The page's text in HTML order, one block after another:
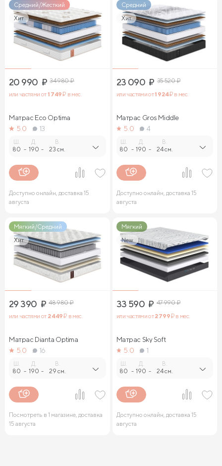
Средний/Жесткий
Хит
20 990 ₽ 34 980₽
или частями от1 749₽ в мес.
Матрас Eco Optima
5.0
13
Ш.
80 -
Д.
190 -
В.
23 см.
Доступно онлайн, доставка 15
августа
Средний
Хит
23 090 ₽ 35 520₽
или частями от1 924₽ в мес.
Матрас Gros Middle
5.0
4
Ш.
80 -
Д.
190 -
В.
24 см.
Доступно онлайн, доставка 15
августа
Мягкий/Средний
Хит
29 390 ₽ 48 980₽
или частями от 2 449₽ в мес.
Матрас Dianta Optima
5.0
16
Ш.
80 -
Д.
190 -
В.
29 см.
Посмотреть в 1 магазине, доставка
15 августа
Мягкий
New
33 590 ₽ 47 990₽
или частями от2 799₽ в мес.
Матрас Sky Soft
5.0
1
Ш.
80 -
Д.
190 -
В.
24 см.
Доступно онлайн, доставка 15
августа